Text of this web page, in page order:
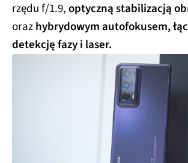
Xiaomi 14 5032
Xiaomi
Poco F5
Pro
2150
rzędu f/1.9,optyczną stabilizacją
orazhybrydowym autofokusem,
detekcję fazy i laser.